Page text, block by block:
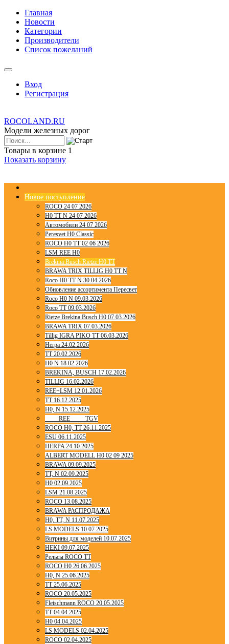
Главная
Новости
Категории
Производители
Список пожеланий
Вход
Регистрация
ROCOLAND.RU
Модели железных дорог
Товары в корзине 1
Показать корзину
Новое поступление
ROCO 24 07 2026
H0 TT N 24 07 2026
Автомобили 24 07 2026
Peresvet H0 Classic
ROCO H0 TT 02 06 2026
LSM REE H0
Brekina Busch Rietze H0 TT
BRAWA TRIX TILLIG H0 TT N
Roco H0 TT N 30.04.2026
Обновление ассортимента Пересвет
Roco H0 N 09.03.2026
Roco TT 09.03.2026
Rietze Brekina Busch H0 07.03.2026
BRAWA TRIX 07.03.2026
Tillig IGRA PIKO TT 06.03.2026
Herpa 24.02.2026
TT 20.02.2026
H0 N 18.02.2026
BREKINA, BUSCH 17.02.2026
TILLIG 16.02.2026
REE+LSM 12.01.2026
TT 16.12.2025
H0, N 15.12.2025
____ REE ____ TGV
ROCO H0, TT 26.11.2025
ESU 06.11.2025
HERPA 24.10.2025
ALBERT MODELL H0 02 09 2025
BRAWA 09.09.2025
TT, N 02.09.2025
H0 02.09.2025
LSM 21.08.2025
ROCO 13.08.2025
BRAWA РАСПРОДАЖА
H0, TT, N 11.07.2025
LS MODELS 10.07.2025
Витрины для моделей 10.07.2025
HEKI 09.07.2025
Рельсы ROCO TT
ROCO H0 26.06.2025
H0, N 25.06.2025
TT 25.06.2025
ROCO 20.05.2025
Fleischmann ROCO 20.05.2025
TT 04.04.2025
H0 04.04.2025
LS MODELS 02.04.2025
ROCO 02.04.2025